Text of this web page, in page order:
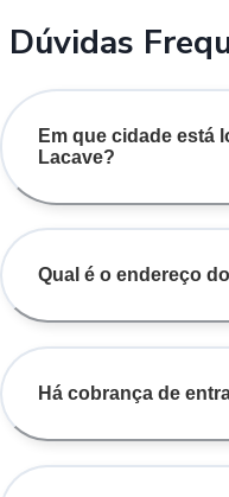
Dúvidas
Em que cidade está
Lacave?
Qual é o endereço
Há cobrança de